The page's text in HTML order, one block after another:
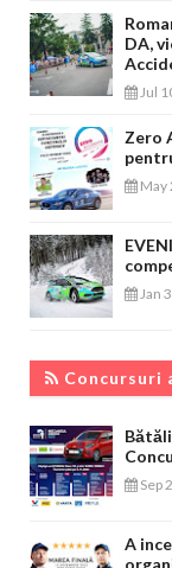
DA,
Jul
Zero
May
Jan
Concursuri
Sep
A